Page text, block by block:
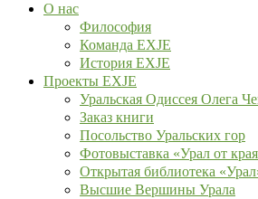
О нас
Философия
Команда EXJE
История EXJE
Проекты EXJE
Уральская Одиссея Олега
Заказ книги
Посольство Уральских гор
Фотовыставка «Урал от
Открытая библиотека
Высшие Вершины Урала